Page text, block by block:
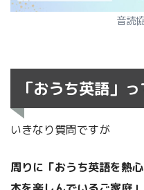
音読
「おうち英語」
いきなり質問ですが
周りに「おうち英語を熱